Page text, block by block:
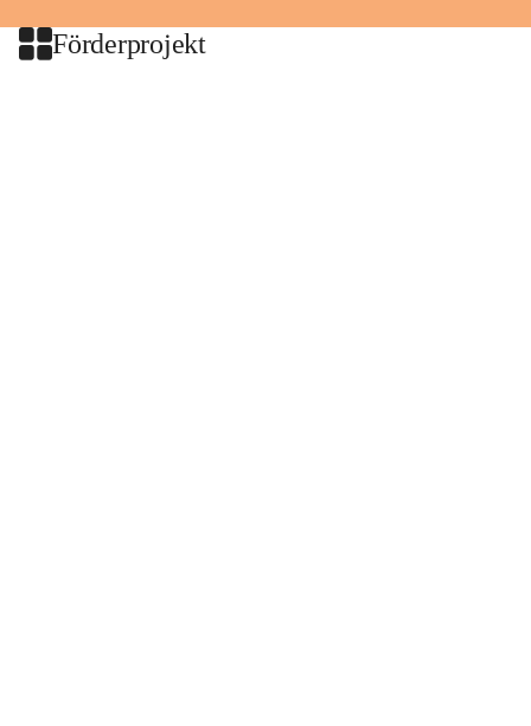
Förderprojekt